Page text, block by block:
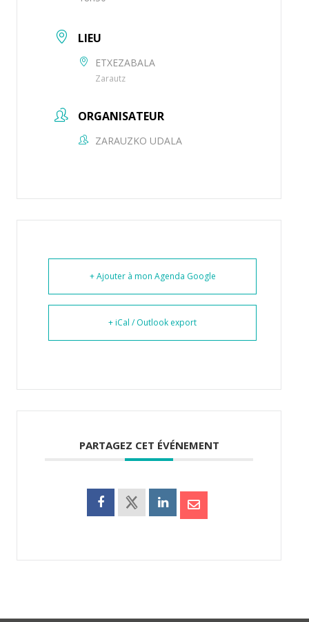
LIEU
ETXEZABALA
Zarautz
ORGANISATEUR
ZARAUZKO UDALA
+ Ajouter à mon Agenda Google
+ iCal / Outlook export
PARTAGEZ CET ÉVÉNEMENT